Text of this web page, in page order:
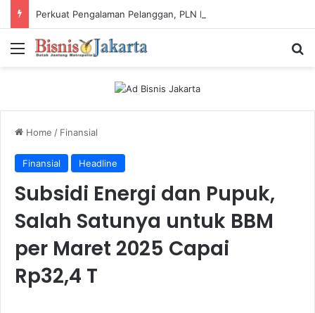
Menu
Home / Finansial
Finansial Headline
Subsidi Energi dan Pupuk,
Salah Satunya untuk BBM
per Maret 2025 Capai
Rp32,4 T